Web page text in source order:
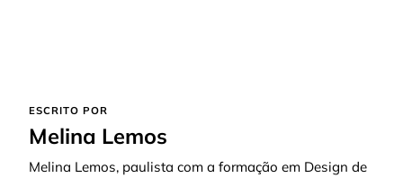
ESCRITO POR
Melina Lemos
Melina Lemos, paulista com a formação em Design de